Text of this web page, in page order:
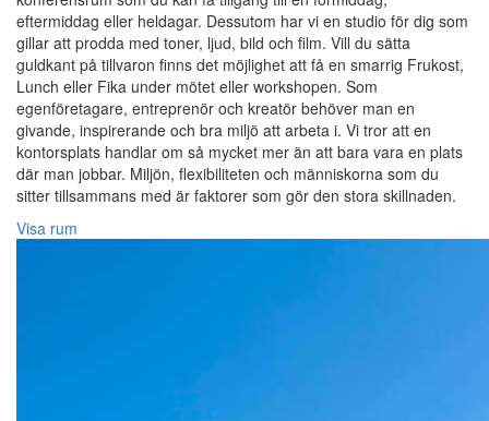
eftermiddag eller heldagar. Dessutom har vi en studio för dig som
gillar att prodda med toner, ljud, bild och film. Vill du sätta
guldkant på tillvaron finns det möjlighet att få en smarrig Frukost,
Lunch eller Fika under mötet eller workshopen. Som
egenföretagare, entreprenör och kreatör behöver man en
givande, inspirerande och bra miljö att arbeta i. Vi tror att en
kontorsplats handlar om så mycket mer än att bara vara en plats
där man jobbar. Miljön, flexibiliteten och människorna som du
sitter tillsammans med är faktorer som gör den stora skillnaden.
Visa rum